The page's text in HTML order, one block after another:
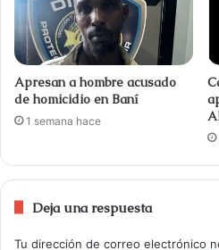
Apresan a hombre acusado
de homicidio en Baní
1 semana hace
Deja una respuesta
Tu dirección de correo electrónico